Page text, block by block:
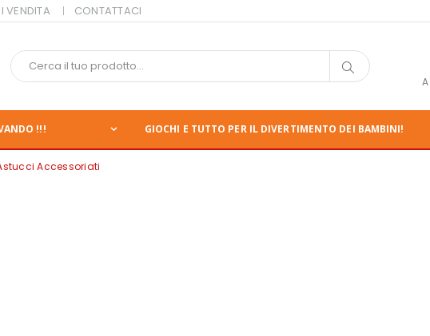
VENDITA CONTATTACI
!!! GIOCHI E TUTTO PER IL DIVERTIMENTO DEI BAMBINI!
Accessoriati